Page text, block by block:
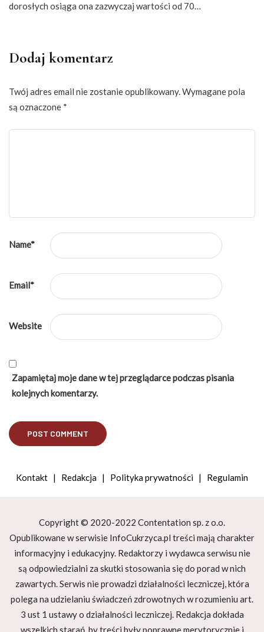
dorosłych osiąga ona zazwyczaj wartości od 70…
Dodaj komentarz
Twój adres email nie zostanie opublikowany.Wymagane pola
są oznaczone *
Name*
Email*
Website
Zapamiętaj moje dane w tej przeglądarce podczas pisania
kolejnych komentarzy.
Kontakt | Redakcja | Polityka prywatności | Regulamin
Copyright © 2020-2022 Contentation sp. z o.o.
Opublikowane w serwisie InfoCukrzyca.pl treści mają charakter
informacyjny i edukacyjny. Redaktorzy i wydawca serwisu nie
są odpowiedzialni za skutki stosowania się do porad w nich
zawartych. Serwis nie prowadzi działalności leczniczej, która
polega na udzielaniu świadczeń zdrowotnych w rozumieniu art.
3 ust 1 ustawy o działalności leczniczej. Redakcja dokłada
wszelkich starań, by treści były poprawne merytorycznie i